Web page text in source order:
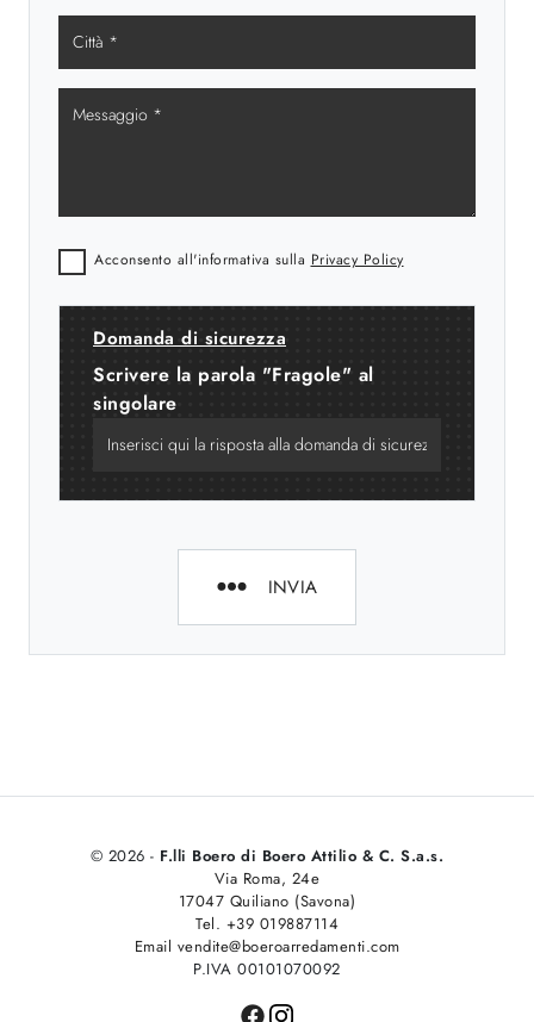
Acconsento all'informativa sulla Privacy Policy
Domanda di sicurezza
Scrivere la parola "Fragole" al
singolare
INVIA
© 2026 - F.lli Boero di Boero Attilio & C. S.a.s.
Via Roma, 24e
17047 Quiliano (Savona)
Tel. +39 019887114
Email vendite@boeroarredamenti.com
P.IVA 00101070092